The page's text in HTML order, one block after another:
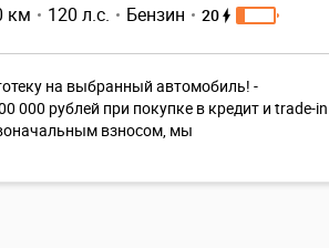
км 120 л.с. Бензин 20
на выбранный автомобиль! -
000 рублей при покупке в кредит и trade-
взносом, мы